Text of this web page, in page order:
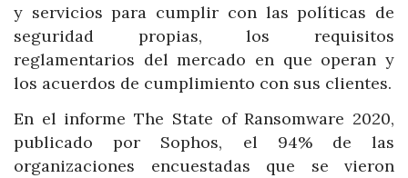
y servicios para cumplir con las políticas de
seguridad propias, los requisitos
reglamentarios del mercado en que operan y
los acuerdos de cumplimiento con sus clientes.
En el informe The State of Ransomware 2020,
publicado por Sophos, el 94% de las
organizaciones encuestadas que se vieron